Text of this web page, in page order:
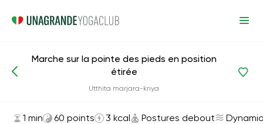
Postures debout
Marche sur la pointe des pieds en position
étirée
Utthita marjara-kriya
1 min 60 points 3 kcal Postures debout